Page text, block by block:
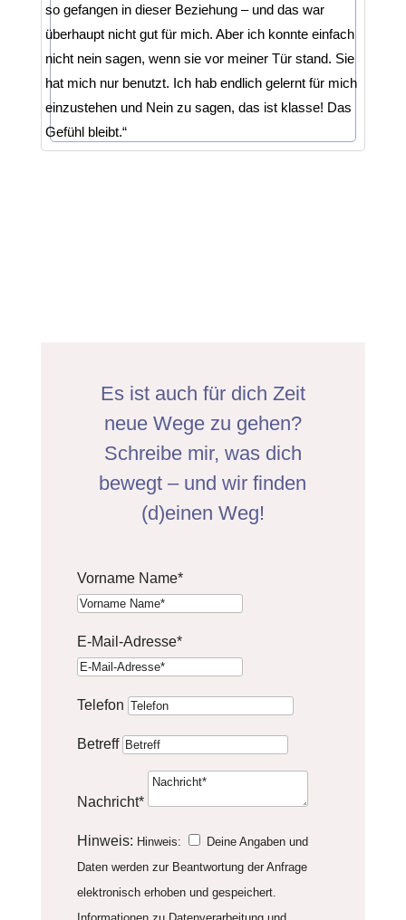
so gefangen in dieser Beziehung – und das war
überhaupt nicht gut für mich. Aber ich konnte einfach
nicht nein sagen, wenn sie vor meiner Tür stand. Sie
hat mich nur benutzt. Ich hab endlich gelernt für mich
einzustehen und Nein zu sagen, das ist klasse! Das
Gefühl bleibt.“
Es ist auch für dich Zeit
neue Wege zu gehen?
Schreibe mir, was dich
bewegt – und wir finden
(d)einen Weg!
Vorname Name*
E-Mail-Adresse*
Telefon
Betreff
Nachricht*
Hinweis: Hinweis:
Deine Angaben und
Daten werden zur Beantwortung der Anfrage
elektronisch erhoben und gespeichert.